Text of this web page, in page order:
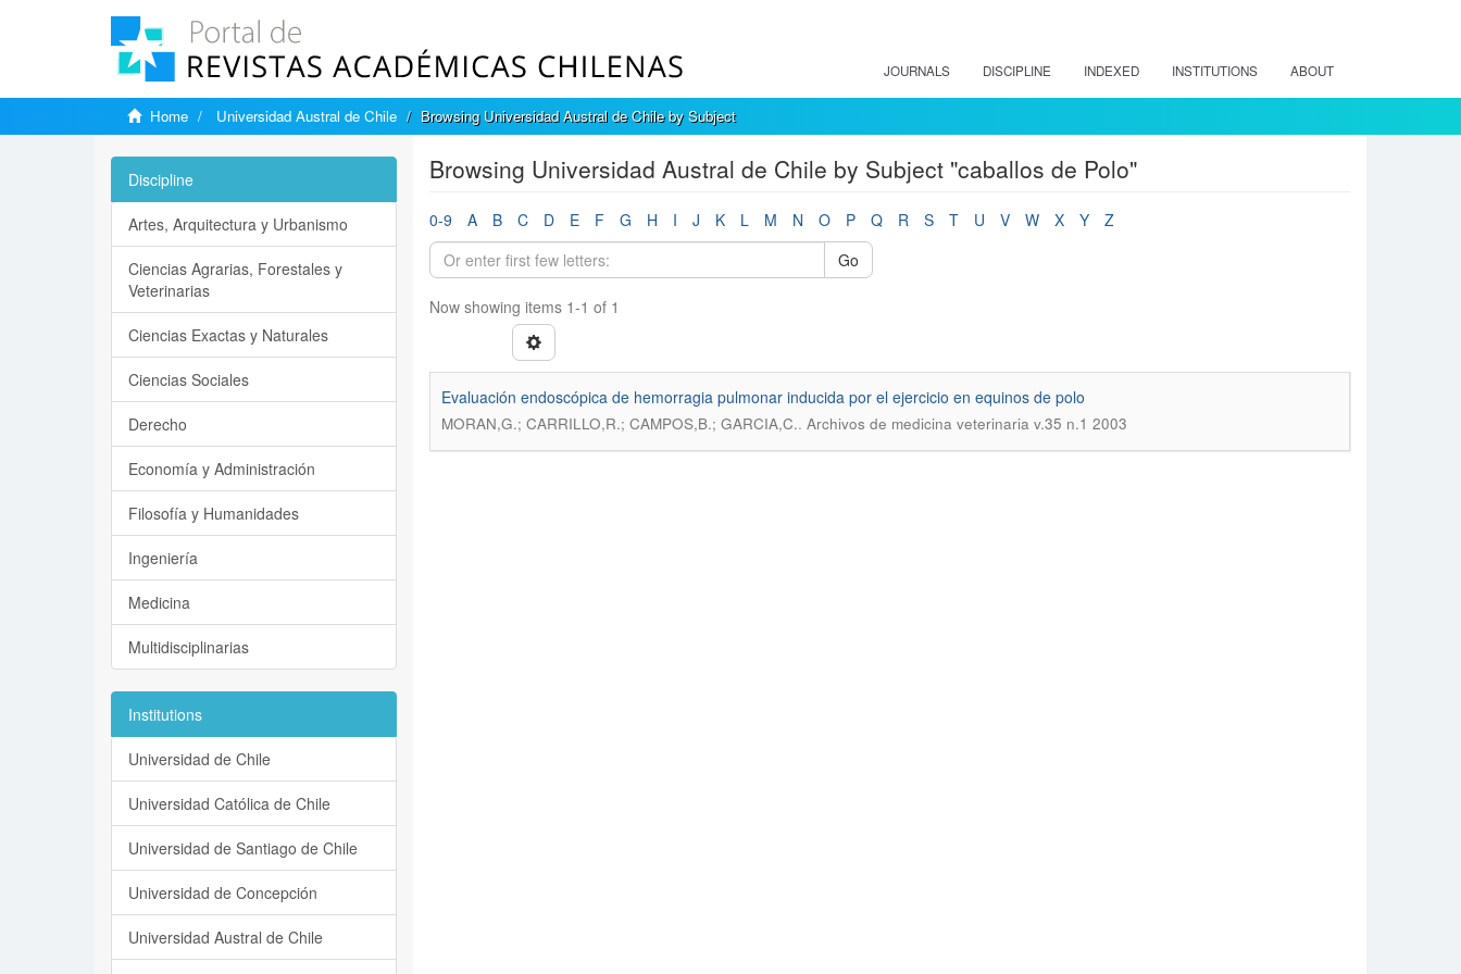
JOURNALS DISCIPLINE INDEXED INSTITUTIONS ABOUT
Home Universidad Austral de Chile Browsing Universidad Austral de Chile by Subject
Browsing Universidad Austral de Chile by Subject "caballos de Polo"
0-9 A B C D E F G H I J K L M N O P Q R S T U V W X Y
Z
Go
Now showing items 1-1 of 1
Evaluación endoscópica de hemorragia pulmonar inducida por el ejercicio en equinos de polo
MORAN,G.; CARRILLO,R.; CAMPOS,B.; GARCIA,C.. Archivos de medicina veterinaria v.35 n.1 2003
Discipline
Artes, Arquitectura y Urbanismo
Ciencias Agrarias, Forestales y
Veterinarias
Ciencias Exactas y Naturales
Ciencias Sociales
Derecho
Economía y Administración
Filosofía y Humanidades
Ingeniería
Medicina
Multidisciplinarias
Institutions
Universidad de Chile
Universidad Católica de Chile
Universidad de Santiago de Chile
Universidad de Concepción
Universidad Austral de Chile